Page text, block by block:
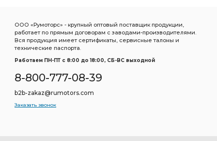
ООО «Румоторс» - крупный оптовый поставщик продукции,
работает по прямым договорам с заводами-производителями.
Вся продукция имеет сертификаты, сервисные талоны и
технические паспорта.
Работаем ПН-ПТ c 8:00 до 18:00, СБ-ВС выходной
8-800-777-08-39
b2b-zakaz@rumotors.com
Заказать звонок